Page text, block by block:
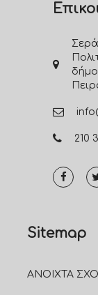
210
Sitemap
ΑΝΟΙΧΤΑ